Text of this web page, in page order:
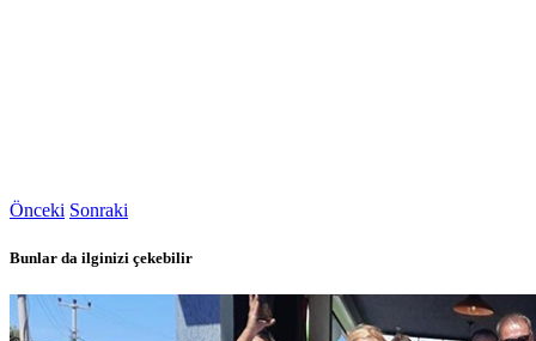
Önceki Sonraki
Bunlar da ilginizi çekebilir